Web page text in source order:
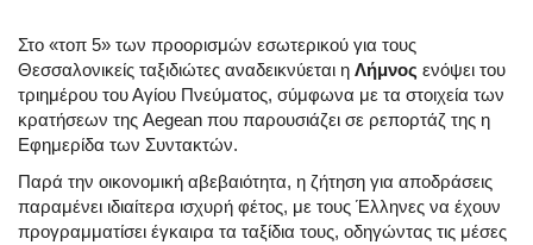
Στο «τοπ 5» των προορισμών εσωτερικού για τους
Θεσσαλονικείς ταξιδιώτες αναδεικνύεται η Λήμνος ενόψει του
τριημέρου του Αγίου Πνεύματος, σύμφωνα με τα στοιχεία των
κρατήσεων της Aegean που παρουσιάζει σε ρεπορτάζ της η
Εφημερίδα των Συντακτών.
Παρά την οικονομική αβεβαιότητα, η ζήτηση για αποδράσεις
παραμένει ιδιαίτερα ισχυρή φέτος, με τους Έλληνες να έχουν
προγραμματίσει έγκαιρα τα ταξίδια τους, οδηγώντας τις μέσες